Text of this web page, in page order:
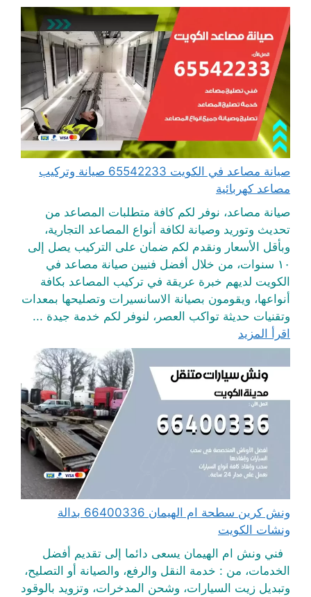
صيانة مصاعد في الكويت 65542233 صيانة وتركيب
مصاعد كهربائية
صيانة مصاعد، نوفر لكم كافة متطلبات المصاعد من
تحديث وتوريد وصيانة لكافة أنواع المصاعد التجارية،
وبأقل الأسعار ونقدم لكم ضمان على التركيب يصل إلى
١٠ سنوات، من خلال أفضل فنيين صيانة مصاعد في
الكويت لديهم خبرة عريقة في تركيب المصاعد بكافة
أنواعها، ويقومون بصيانة الاسانسيرات وتصليحها بمعدات
وتقنيات حديثة تواكب العصر، لنوفر لكم خدمة جيدة ...
اقرأ المزيد
ونش كرين سطحة ام الهيمان 66400336 بدالة
ونشات الكويت
فني ونش ام الهيمان يسعى دائما إلى تقديم أفضل
الخدمات، من : خدمة النقل والرفع، والصيانة أو التصليح،
وتبديل زيت السيارات، وشحن المدخرات، وتزويد بالوقود